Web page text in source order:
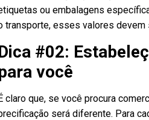
ou embalagens
transporte, esses valores devem
#02:
você
claro que, se você procura
será diferente. Para